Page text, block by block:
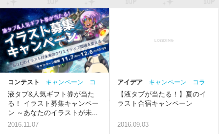
コンテスト キャンペーン
コ
ンテスト
液タブ&人気ギフト券が当た
る！ イラスト募集キャンペー
ン ～あなたのイラストが未...
2016.11.07
アイデア キャンペーン
コラ
ム【液タブが当たる！】夏のイ
ラスト合宿キャンペーン
2016.09.03